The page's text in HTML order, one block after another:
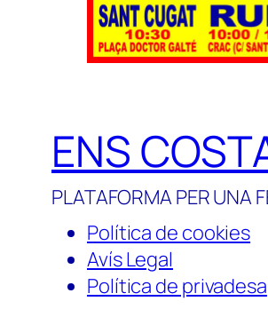
ENS
PLATAFORMA PER UNA
Política de cookies
Avís Legal
Política de privadesa